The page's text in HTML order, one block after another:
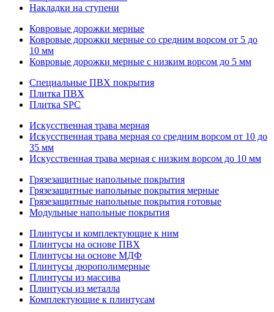
Накладки на ступени
Ковровые дорожки мерные
Ковровые дорожки мерные со средним ворсом от 5 до
10 мм
Ковровые дорожки мерные с низким ворсом до 5 мм
Специальные ПВХ покрытия
Плитка ПВХ
Плитка SPC
Искуccтвенная трава мерная
Искусственная трава мерная со средним ворсом от 10 до
35 мм
Искусственная трава мерная с низким ворсом до 10 мм
Грязезащитные напольные покрытия
Грязезащитные напольные покрытия мерные
Грязезащитные напольные покрытия готовые
Модульные напольные покрытия
Плинтусы и комплектующие к ним
Плинтусы на основе ПВХ
Плинтусы на основе МДФ
Плинтусы дюрополимерные
Плинтусы из массива
Плинтусы из металла
Комплектующие к плинтусам